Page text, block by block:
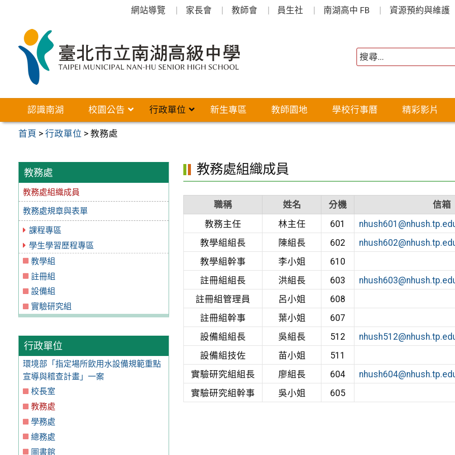
網站導覽 家長會 教師會 員生社 南湖高中 FB 資源預約與維護
認識南湖 校園公告 行政單位 新生專區 教師園地 學校行事曆 精彩影片
首頁 >行政單位 >教務處
教務處
教務處組織成員
教務處規章與表單
課程專區
學生學習歷程專區
教學組
註冊組
設備組
實驗研究組
行政單位
環境部「指定場所飲用水設備規範重點
宣導與稽查計畫」一案
校長室
教務處
學務處
總務處
圖書館
教務處組織成員
職稱 姓名 分機
信箱
教務主任
林主任 601
教學組組長
陳組長 602
教學組幹事
李小姐
610
註冊組組長
洪組長 603
註冊組管理員
呂小姐
608
註冊組幹事
葉小姐
607
設備組組長
吳組長 512
設備組技佐
苗小姐
511
實驗研究組組長
廖組長 604
實驗研究組幹事
吳小姐 605